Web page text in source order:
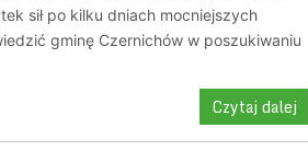
sił po kilku dniach mocniejszych
gminę Czernichów w poszukiwaniu
Czytaj dalej